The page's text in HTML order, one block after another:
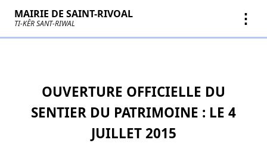
MAIRIE DE SAINT-RIVOAL
TI-KÊR SANT-RIWAL ⋮
OUVERTURE OFFICIELLE DU
SENTIER DU PATRIMOINE : LE 4
JUILLET 2015